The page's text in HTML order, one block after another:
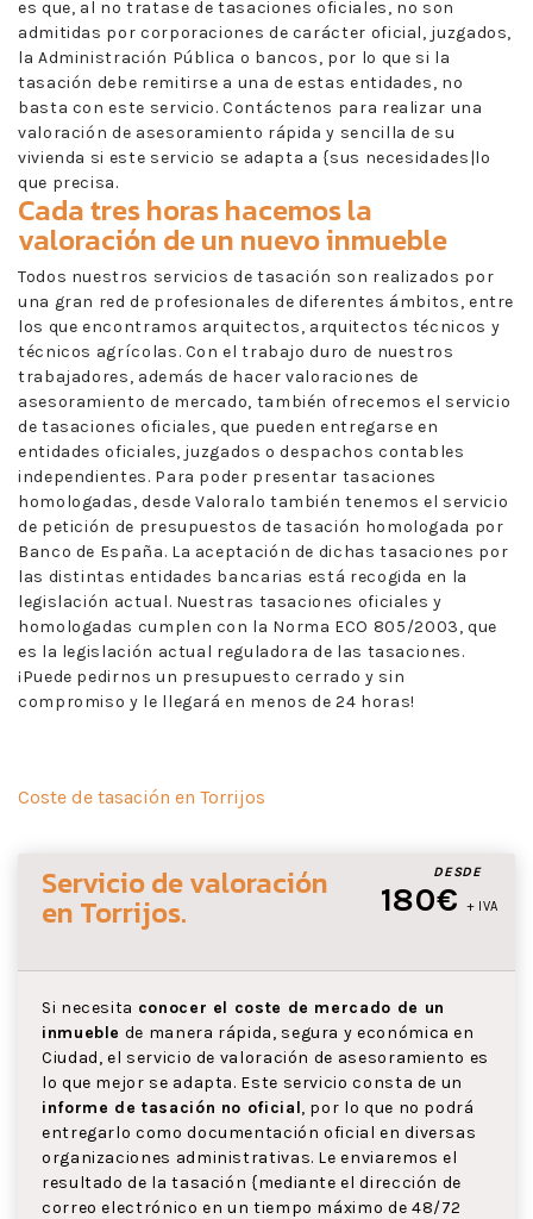
es que, al no tratase de tasaciones oficiales, no son
admitidas por corporaciones de carácter oficial, juzgados,
la Administración Pública o bancos, por lo que si la
tasación debe remitirse a una de estas entidades, no
basta con este servicio. Contáctenos para realizar una
valoración de asesoramiento rápida y sencilla de su
vivienda si este servicio se adapta a {sus necesidades|lo
que precisa.
Cada tres horas hacemos la
valoración de un nuevo inmueble
Todos nuestros servicios de tasación son realizados por
una gran red de profesionales de diferentes ámbitos, entre
los que encontramos arquitectos, arquitectos técnicos y
técnicos agrícolas. Con el trabajo duro de nuestros
trabajadores, además de hacer valoraciones de
asesoramiento de mercado, también ofrecemos el servicio
de tasaciones oficiales, que pueden entregarse en
entidades oficiales, juzgados o despachos contables
independientes. Para poder presentar tasaciones
homologadas, desde Valoralo también tenemos el servicio
de petición de presupuestos de tasación homologada por
Banco de España. La aceptación de dichas tasaciones por
las distintas entidades bancarias está recogida en la
legislación actual. Nuestras tasaciones oficiales y
homologadas cumplen con la Norma ECO 805/2003, que
es la legislación actual reguladora de las tasaciones.
¡Puede pedirnos un presupuesto cerrado y sin
compromiso y le llegará en menos de 24 horas!
Coste de tasación en Torrijos
DESDE
180€ + IVA
Servicio de valoración
en Torrijos.
Si necesita conocer el coste de mercado de un
inmueble de manera rápida, segura y económica en
Ciudad, el servicio de valoración de asesoramiento es
lo que mejor se adapta. Este servicio consta de un
informe de tasación no oficial, por lo que no podrá
entregarlo como documentación oficial en diversas
organizaciones administrativas. Le enviaremos el
resultado de la tasación {mediante el dirección de
correo electrónico en un tiempo máximo de 48/72